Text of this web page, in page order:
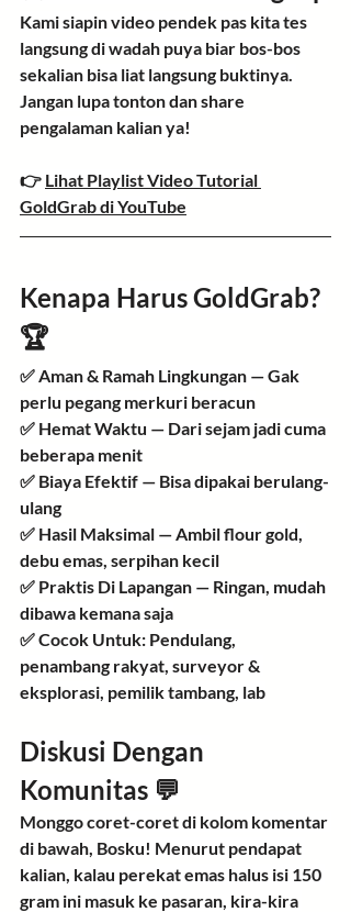
Kami siapin video pendek pas kita tes
langsung di wadah puya biar bos-bos
sekalian bisa liat langsung buktinya.
Jangan lupa tonton dan share
pengalaman kalian ya!
👉 Lihat Playlist Video Tutorial
GoldGrab di YouTube
Kenapa Harus GoldGrab?
🏆
✅ Aman & Ramah Lingkungan — Gak
perlu pegang merkuri beracun
✅ Hemat Waktu — Dari sejam jadi cuma
beberapa menit
✅ Biaya Efektif — Bisa dipakai berulang-
ulang
✅ Hasil Maksimal — Ambil flour gold,
debu emas, serpihan kecil
✅ Praktis Di Lapangan — Ringan, mudah
dibawa kemana saja
✅ Cocok Untuk: Pendulang,
penambang rakyat, surveyor &
eksplorasi, pemilik tambang, lab
Diskusi Dengan
Komunitas 💬
Monggo coret-coret di kolom komentar
di bawah, Bosku! Menurut pendapat
kalian, kalau perekat emas halus isi 150
gram ini masuk ke pasaran, kira-kira